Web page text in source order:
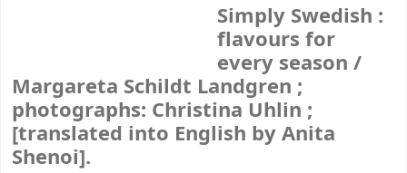
Simply Swedish :
flavours for
every season /
Margareta Schildt Landgren ;
photographs: Christina Uhlin ;
[translated into English by Anita
Shenoi].